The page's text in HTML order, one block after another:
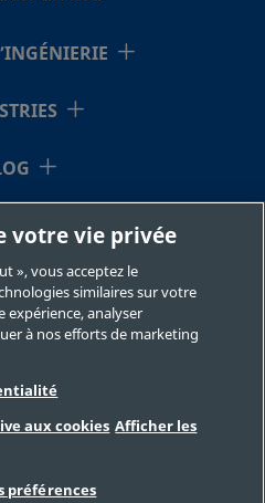
SUJET
Tous droits réservés.
en toute sécurité
votre vie privée
», vous acceptez le
similaires sur votre
analyser
à nos efforts de marketing
aux cookies Afficher les
préférences